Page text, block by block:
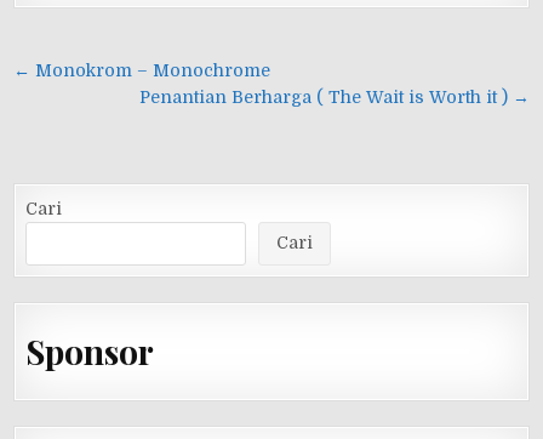
Navigasi
← Monokrom – Monochrome
Penantian Berharga ( The Wait is Worth it ) →
Cari
Cari
Sponsor